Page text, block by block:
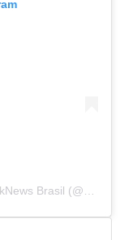
Uma publicação compartilhada por DestakNews Brasil (@destaknewsbrasiloficial)